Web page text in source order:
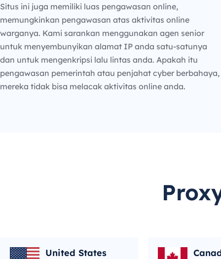
Situs ini juga memiliki luas pengawasan online,
memungkinkan pengawasan atas aktivitas online
warganya. Kami sarankan menggunakan agen senior
untuk menyembunyikan alamat IP anda satu-satunya
dan untuk mengenkripsi lalu lintas anda. Apakah itu
pengawasan pemerintah atau penjahat cyber berbahaya,
mereka tidak bisa melacak aktivitas online anda.
United States